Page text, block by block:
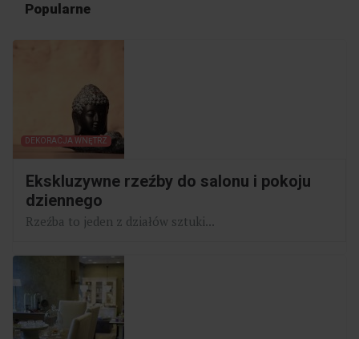
Popularne
DEKORACJA WNĘTRZ
Ekskluzywne rzeźby do salonu i pokoju
dziennego
Rzeźba to jeden z działów sztuki...